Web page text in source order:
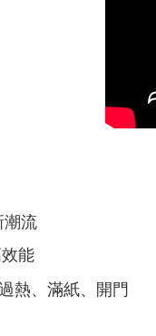
潮流
效能
熱、滿紙、開門